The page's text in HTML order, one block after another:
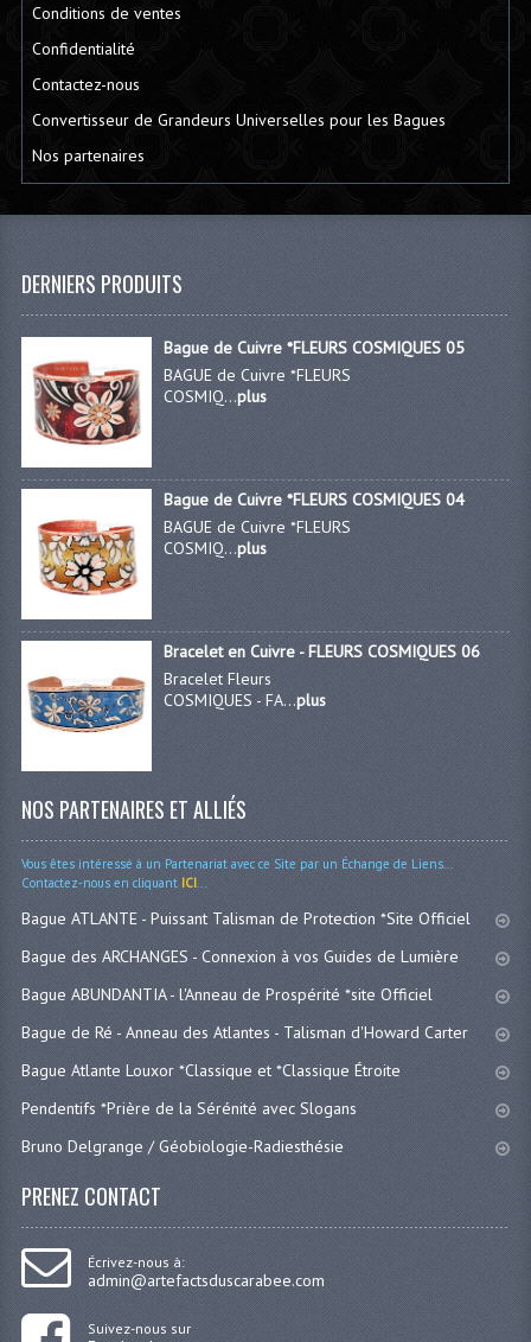
Conditions de ventes
Confidentialité
Contactez-nous
Convertisseur de Grandeurs Universelles pour les Bagues
Nos partenaires
DERNIERS PRODUITS
Bague de Cuivre *FLEURS COSMIQUES 05
BAGUE de Cuivre *FLEURS
COSMIQ...plus
Bague de Cuivre *FLEURS COSMIQUES 04
BAGUE de Cuivre *FLEURS
COSMIQ...plus
Bracelet en Cuivre - FLEURS COSMIQUES 06
Bracelet Fleurs
COSMIQUES - FA...plus
NOS PARTENAIRES ET ALLIÉS
Vous êtes intéressé à un Partenariat avec ce Site par un Échange de Liens...
Contactez-nous en cliquantICI...
Bague ATLANTE - Puissant Talisman de Protection *Site Officiel
Bague des ARCHANGES - Connexion à vos Guides de Lumière
Bague ABUNDANTIA - l'Anneau de Prospérité *site Officiel
Bague de Ré - Anneau des Atlantes - Talisman d'Howard Carter
Bague Atlante Louxor *Classique et *Classique Étroite
Pendentifs *Prière de la Sérénité avec Slogans
Bruno Delgrange / Géobiologie-Radiesthésie
PRENEZ CONTACT
Écrivez-nous à:
admin@artefactsduscarabee.com
Suivez-nous sur